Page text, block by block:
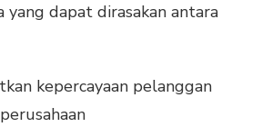
yang dapat dirasakan antara
kepercayaan pelanggan